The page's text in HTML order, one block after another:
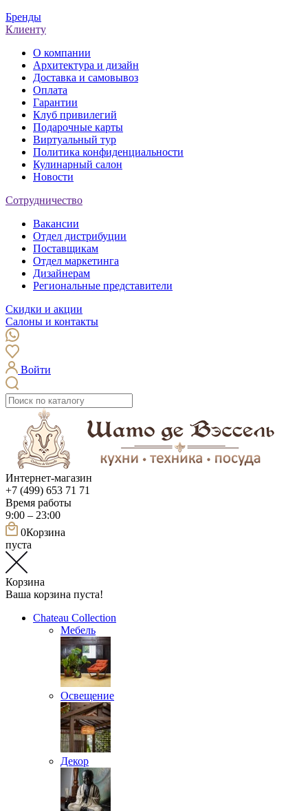
Бренды
Клиенту
О компании
Архитектура и дизайн
Доставка и самовывоз
Оплата
Гарантии
Клуб привилегий
Подарочные карты
Виртуальный тур
Политика конфиденциальности
Кулинарный салон
Новости
Сотрудничество
Вакансии
Отдел дистрибуции
Поставщикам
Отдел маркетинга
Дизайнерам
Региональные представители
Скидки и акции
Салоны и контакты
Войти
Интернет-магазин
+7 (499) 653 71 71
Время работы
9:00 – 23:00
0Корзина
пуста
Корзина
Ваша корзина пуста!
Chateau Collection
Мебель
Освещение
Декор